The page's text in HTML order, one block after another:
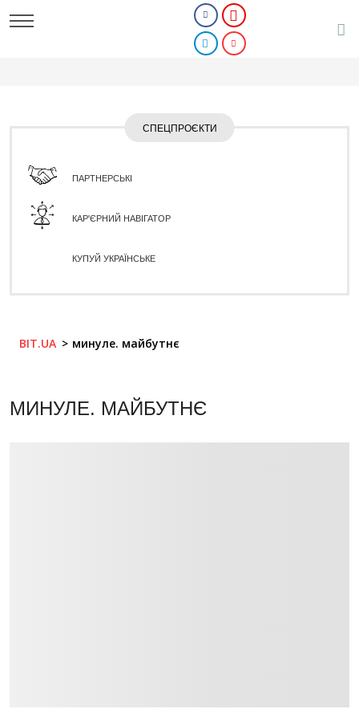
СПЕЦПРОЄКТИ
ПАРТНЕРСЬКІ
КАР'ЄРНИЙ НАВІГАТОР
КУПУЙ УКРАЇНСЬКЕ
BIT.UA минуле. майбутнє
МИНУЛЕ. МАЙБУТНЄ